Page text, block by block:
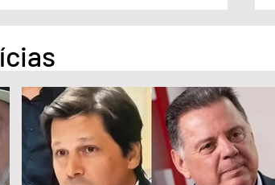
Pesquisa aponta Daniel Vilela